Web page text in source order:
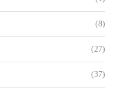
(8)
(27)
(37)